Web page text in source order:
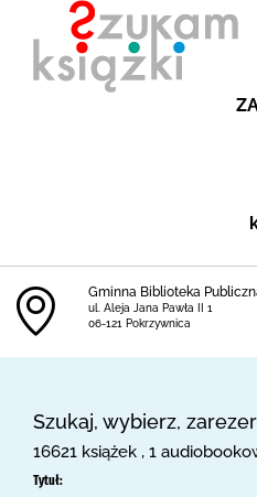
Gminna Biblioteka
ul. Aleja Jana Pawła II 1
06-121 Pokrzywnica
Szukaj, wybierz,
16621 książek , 1
Tytuł: